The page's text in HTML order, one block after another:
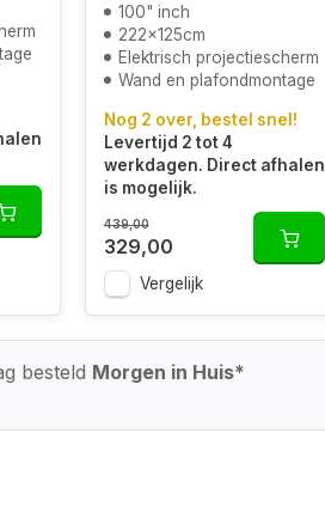
100" inch
222x125cm
Elektrisch projectiescherm
Wand en plafondmontage
Nog 2 over, bestel snel!
Levertijd 2 tot 4
werkdagen. Direct afhalen
is mogelijk.
439,00
329,00
Vergelijk
besteld Morgen in Huis*